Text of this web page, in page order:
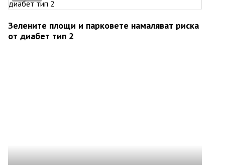
Зелените площи и парковете намаляват риска
от диабет тип 2